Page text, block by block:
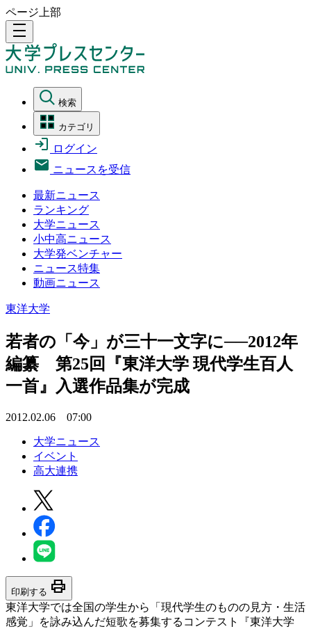
ページ上部
density_medium
検索
カテゴリ
ログイン
ニュースを受信
最新ニュース
ランキング
大学ニュース
小中高ニュース
大学発ベンチャー
ニュース特集
動画ニュース
東洋大学
若者の「今」が三十一文字に──2012年
編纂 第25回『東洋大学 現代学生百人
一首』入選作品集が完成
2012.02.06 07:00
大学ニュース
イベント
高大連携
印刷する print
東洋大学では全国の学生から「現代学生のものの見方・生活
感覚」を詠み込んだ短歌を募集するコンテスト『東洋大学